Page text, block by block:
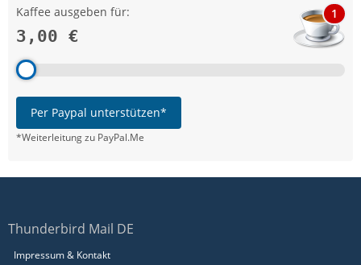
Kaffee ausgeben für:
3,00 €
1
Per Paypal unterstützen*
*Weiterleitung zu PayPal.Me
Thunderbird Mail DE
Impressum & Kontakt